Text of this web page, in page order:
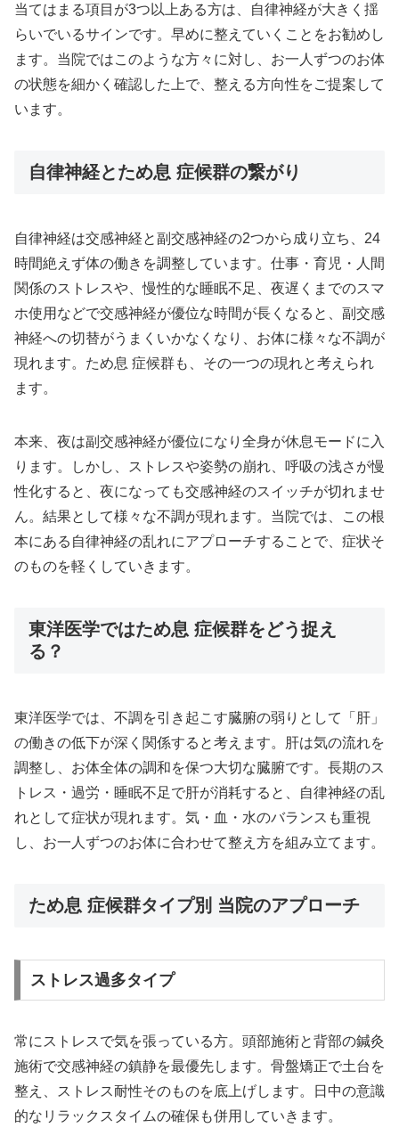
当てはまる項目が3つ以上ある方は、自律神経が大きく揺
らいでいるサインです。早めに整えていくことをお勧めし
ます。当院ではこのような方々に対し、お一人ずつのお体
の状態を細かく確認した上で、整える方向性をご提案して
います。
自律神経とため息 症候群の繋がり
自律神経は交感神経と副交感神経の2つから成り立ち、24
時間絶えず体の働きを調整しています。仕事・育児・人間
関係のストレスや、慢性的な睡眠不足、夜遅くまでのスマ
ホ使用などで交感神経が優位な時間が長くなると、副交感
神経への切替がうまくいかなくなり、お体に様々な不調が
現れます。ため息 症候群も、その一つの現れと考えられ
ます。
本来、夜は副交感神経が優位になり全身が休息モードに入
ります。しかし、ストレスや姿勢の崩れ、呼吸の浅さが慢
性化すると、夜になっても交感神経のスイッチが切れませ
ん。結果として様々な不調が現れます。当院では、この根
本にある自律神経の乱れにアプローチすることで、症状そ
のものを軽くしていきます。
東洋医学ではため息 症候群をどう捉え
る？
東洋医学では、不調を引き起こす臓腑の弱りとして「肝」
の働きの低下が深く関係すると考えます。肝は気の流れを
調整し、お体全体の調和を保つ大切な臓腑です。長期のス
トレス・過労・睡眠不足で肝が消耗すると、自律神経の乱
れとして症状が現れます。気・血・水のバランスも重視
し、お一人ずつのお体に合わせて整え方を組み立てます。
ため息 症候群タイプ別 当院のアプローチ
ストレス過多タイプ
常にストレスで気を張っている方。頭部施術と背部の鍼灸
施術で交感神経の鎮静を最優先します。骨盤矯正で土台を
整え、ストレス耐性そのものを底上げします。日中の意識
的なリラックスタイムの確保も併用していきます。